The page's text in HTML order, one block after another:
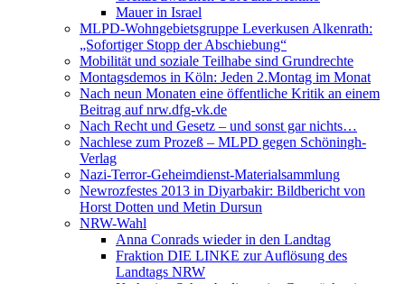
Mauer in Israel
MLPD-Wohngebietsgruppe Leverkusen Alkenrath:
„Sofortiger Stopp der Abschiebung“
Mobilität und soziale Teilhabe sind Grundrechte
Montagsdemos in Köln: Jeden 2.Montag im Monat
Nach neun Monaten eine öffentliche Kritik an einem
Beitrag auf nrw.dfg-vk.de
Nach Recht und Gesetz – und sonst gar nichts…
Nachlese zum Prozeß – MLPD gegen Schöningh-
Verlag
Nazi-Terror-Geheimdienst-Materialsammlung
Newrozfestes 2013 in Diyarbakir: Bildbericht von
Horst Dotten und Metin Dursun
NRW-Wahl
Anna Conrads wieder in den Landtag
Fraktion DIE LINKE zur Auflösung des
Landtags NRW